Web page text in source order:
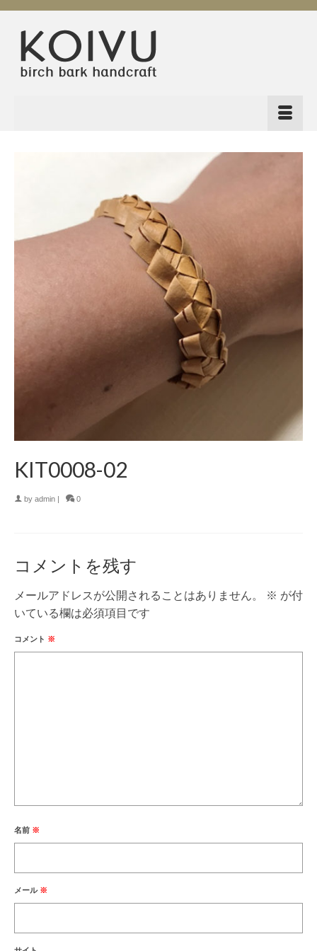
KIT0008-02
by admin | 0
コメントを残す
メールアドレスが公開されることはありません。 ※ が付
いている欄は必須項目です
コメント ※
名前 ※
メール ※